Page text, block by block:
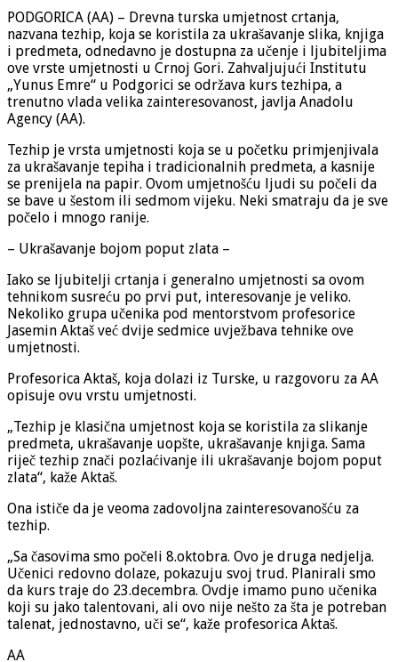
PODGORICA (AA) – Drevna turska umjetnost crtanja,
nazvana tezhip, koja se koristila za ukrašavanje slika, knjiga
i predmeta, odnedavno je dostupna za učenje i ljubiteljima
ove vrste umjetnosti u Crnoj Gori. Zahvaljujući Institutu
„Yunus Emre“ u Podgorici se održava kurs tezhipa, a
trenutno vlada velika zainteresovanost, javlja Anadolu
Agency (AA).
Tezhip je vrsta umjetnosti koja se u početku primjenjivala
za ukrašavanje tepiha i tradicionalnih predmeta, a kasnije
se prenijela na papir. Ovom umjetnošću ljudi su počeli da
se bave u šestom ili sedmom vijeku. Neki smatraju da je sve
počelo i mnogo ranije.
– Ukrašavanje bojom poput zlata –
Iako se ljubitelji crtanja i generalno umjetnosti sa ovom
tehnikom susreću po prvi put, interesovanje je veliko.
Nekoliko grupa učenika pod mentorstvom profesorice
Jasemin Aktaš već dvije sedmice uvježbava tehnike ove
umjetnosti.
Profesorica Aktaš, koja dolazi iz Turske, u razgovoru za AA
opisuje ovu vrstu umjetnosti.
„Tezhip je klasična umjetnost koja se koristila za slikanje
predmeta, ukrašavanje uopšte, ukrašavanje knjiga. Sama
riječ tezhip znači pozlaćivanje ili ukrašavanje bojom poput
zlata“, kaže Aktaš.
Ona ističe da je veoma zadovoljna zainteresovanošću za
tezhip.
„Sa časovima smo počeli 8.oktobra. Ovo je druga nedjelja.
Učenici redovno dolaze, pokazuju svoj trud. Planirali smo
da kurs traje do 23.decembra. Ovdje imamo puno učenika
koji su jako talentovani, ali ovo nije nešto za šta je potreban
talenat, jednostavno, uči se“, kaže profesorica Aktaš.
AA